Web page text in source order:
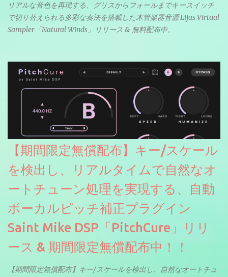
リアルな音色を再現する、グリスからフォールまでキースイッチ
で切り替えられる多彩な奏法を搭載した木管楽器音源 Lijas Virtual
Sampler「Natural Winds」リリース & 無料配布中。
【期間限定無償配布】キー/スケール
を検出し、リアルタイムで自然なオ
ートチューン処理を実現する、自動
ボーカルピッチ補正プラグイン
Saint Mike DSP「PitchCure」リリ
ース & 期間限定無償配布中！！
【期間限定無償配布】キー/スケールを検出し、自然なオートチュ